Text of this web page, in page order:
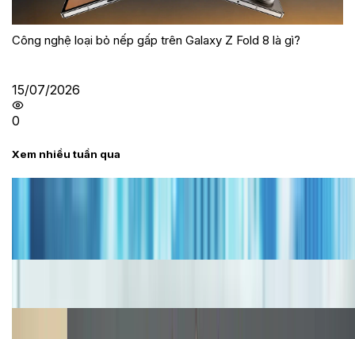
Công nghệ loại bỏ nếp gấp trên Galaxy Z Fold 8 là gì?
15/07/2026
0
Xem nhiều tuần qua